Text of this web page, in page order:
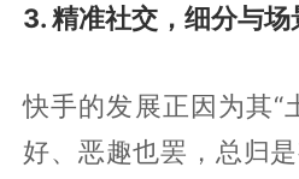
3. 精准社交，细分与场
快手的发展正因为其“
好、恶趣也罢，总归